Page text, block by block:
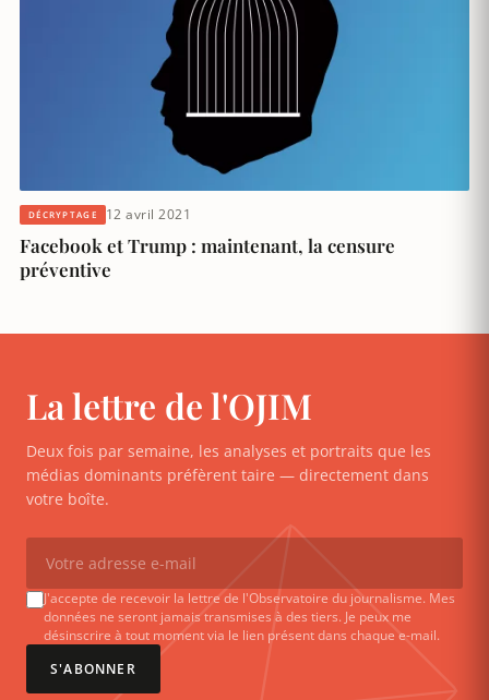
DÉCRYPTAGE 12 avril 2021
Facebook et Trump : maintenant, la censure
préventive
La lettre de l'OJIM
Deux fois par semaine, les analyses et portraits que les
médias dominants préfèrent taire — directement dans
votre boîte.
J'accepte de recevoir la lettre de l'Observatoire du journalisme. Mes
données ne seront jamais transmises à des tiers. Je peux me
désinscrire à tout moment via le lien présent dans chaque e-mail.
S'ABONNER